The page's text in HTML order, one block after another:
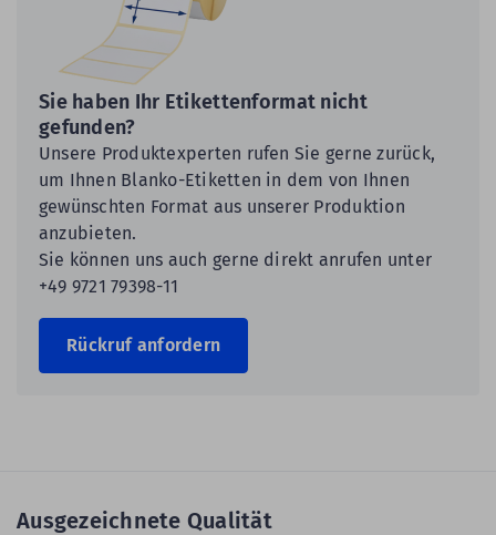
Sie haben Ihr Etikettenformat nicht
gefunden?
Unsere Produktexperten rufen Sie gerne zurück,
um Ihnen Blanko-Etiketten in dem von Ihnen
gewünschten Format aus unserer Produktion
anzubieten.
Sie können uns auch gerne direkt anrufen unter
+49 9721 79398-11
Rückruf anfordern
Ausgezeichnete Qualität